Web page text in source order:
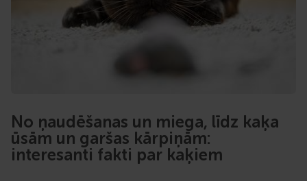
No ņaudēšanas un miega, līdz kaķa
ūsām un garšas kārpiņām:
interesanti fakti par kaķiem